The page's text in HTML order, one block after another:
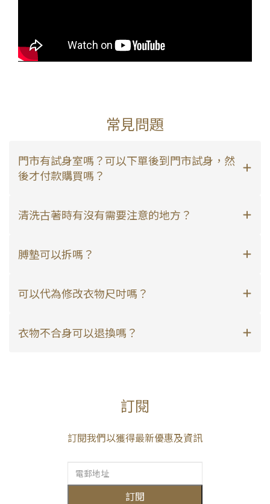
常見問題
門市有試身室嗎？可以下單後到門市試身，然
後才付款購買嗎？
清洗古著時有沒有需要注意的地方？
膊墊可以拆嗎？
可以代為修改衣物尺吋嗎？
衣物不合身可以退換嗎？
訂閱
訂閱我們以獲得最新優惠及資訊
訂閱